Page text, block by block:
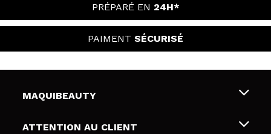
PRÉPARÉ EN 24H*
PAIMENT SÉCURISÉ
MAQUIBEAUTY
Qui sommes nous
ATTENTION AU CLIENT